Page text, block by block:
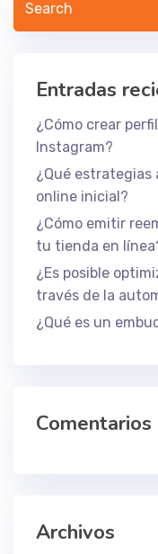
Entradas
¿Cómo crear
Instagram?
¿Qué estrategias
online inicial?
¿Cómo emitir
tu tienda en
¿Es posible
través de la
¿Qué es un
Archivos